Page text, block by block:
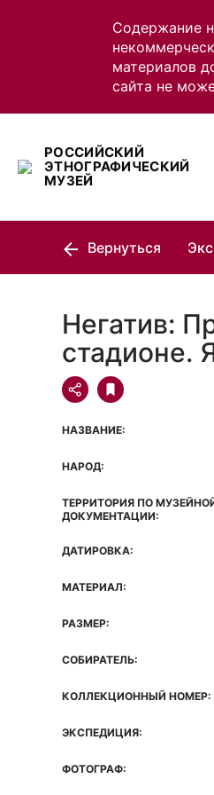
Содержание
материалов
сайта не
РОССИЙСКИЙ
ЭТНОГРАФИЧЕСКИЙ
МУЗЕЙ
Вернуться
Негатив:
стадионе.
НАЗВАНИЕ:
НАРОД:
ТЕРРИТОРИЯ ПО
ДОКУМЕНТАЦИИ:
ДАТИРОВКА:
МАТЕРИАЛ:
РАЗМЕР:
СОБИРАТЕЛЬ:
КОЛЛЕКЦИОННЫЙ НОМЕР:
ЭКСПЕДИЦИЯ:
ФОТОГРАФ: